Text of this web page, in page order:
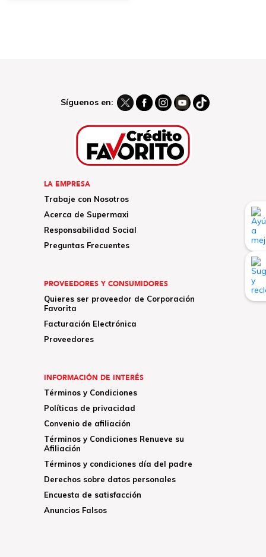
Síguenos en:
LA EMPRESA
Trabaje con Nosotros
Acerca de Supermaxi
Responsabilidad Social
Preguntas Frecuentes
PROVEEDORES Y CONSUMIDORES
Quieres ser proveedor de Corporación
Favorita
Facturación Electrónica
Proveedores
INFORMACIÓN DE INTERÉS
Términos y Condiciones
Políticas de privacidad
Convenio de afiliación
Términos y Condiciones Renueve su
Afiliación
Términos y condiciones día del padre
Derechos sobre datos personales
Encuesta de satisfacción
Anuncios Falsos